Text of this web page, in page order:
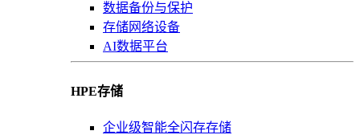
数据备份与保护
存储网络设备
AI数据平台
HPE存储
企业级智能全闪存存储